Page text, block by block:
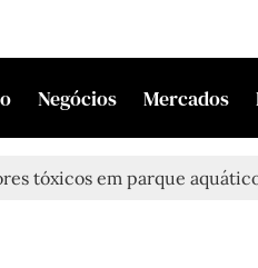
Negócios Mercados
em parque aquático em